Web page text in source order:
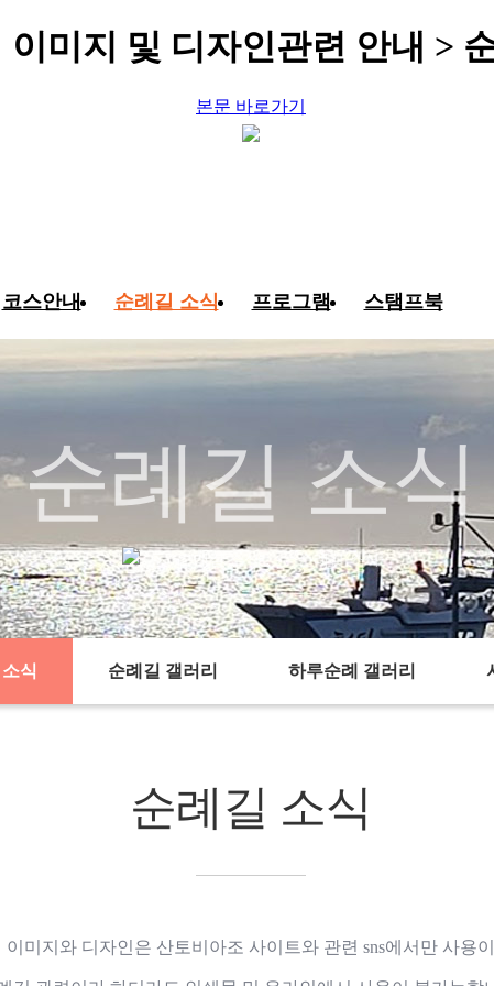
이미지 및 디자인관련 안내 >
본문 바로가기
코스안내 순례길 소식 프로그램 스탬프북
순례길 소식
chevron_right 순례길 소식 chevron_right 순례길 소식
식 순례길 갤러리 하루순례 갤러리
순례길 소식
이미지와 디자인은 산토비아조 사이트와 관련 sns에서만 사용